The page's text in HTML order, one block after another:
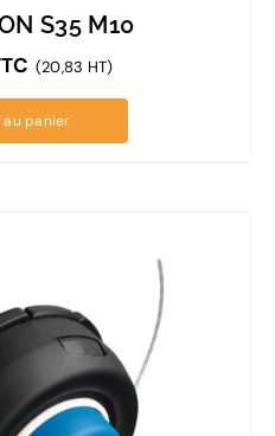
S35 M10
(20,83 HT)
panier